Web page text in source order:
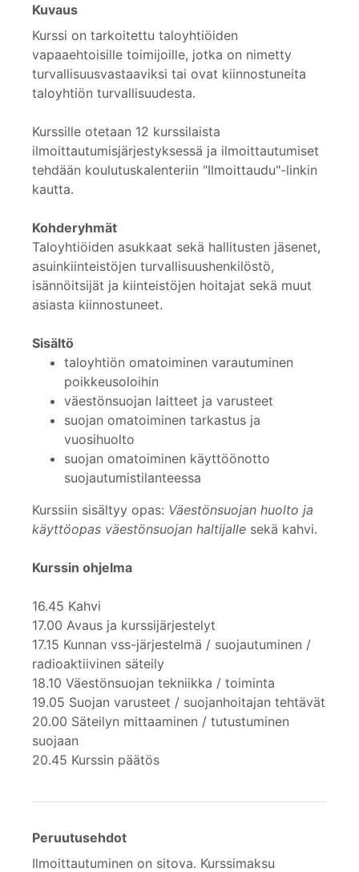
Kuvaus
Kurssi on tarkoitettu taloyhtiöiden
vapaaehtoisille toimijoille, jotka on nimetty
turvallisuusvastaaviksi tai ovat kiinnostuneita
taloyhtiön turvallisuudesta.
Kurssille otetaan 12 kurssilaista
ilmoittautumisjärjestyksessä ja ilmoittautumiset
tehdään koulutuskalenteriin "Ilmoittaudu"-linkin
kautta.
Kohderyhmät
Taloyhtiöiden asukkaat sekä hallitusten jäsenet,
asuinkiinteistöjen turvallisuushenkilöstö,
isännöitsijät ja kiinteistöjen hoitajat sekä muut
asiasta kiinnostuneet.
Sisältö
taloyhtiön omatoiminen varautuminen
poikkeusoloihin
väestönsuojan laitteet ja varusteet
suojan omatoiminen tarkastus ja
vuosihuolto
suojan omatoiminen käyttöönotto
suojautumistilanteessa
Kurssiin sisältyy opas: Väestönsuojan huolto ja
käyttöopas väestönsuojan haltijalle sekä kahvi.
Kurssin ohjelma
16.45 Kahvi
17.00 Avaus ja kurssijärjestelyt
17.15 Kunnan vss-järjestelmä / suojautuminen /
radioaktiivinen säteily
18.10 Väestönsuojan tekniikka / toiminta
19.05 Suojan varusteet / suojanhoitajan tehtävät
20.00 Säteilyn mittaaminen / tutustuminen
suojaan
20.45 Kurssin päätös
Peruutusehdot
Ilmoittautuminen on sitova. Kurssimaksu